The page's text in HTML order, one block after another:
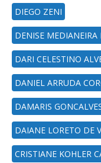
DIEGO ZENI
DENISE
DARI CELESTINO
DANIEL ARRUDA
DAMARIS
DAIANE LORETO DE
CRISTIANE KOHLER